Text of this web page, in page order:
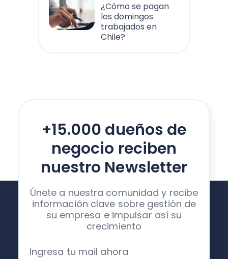
¿Cómo se pagan
los domingos
trabajados en
Chile?
+15.000 dueños de
negocio reciben
nuestro Newsletter
Únete a nuestra comunidad y recibe
información clave sobre gestión de
su empresa e impulsar así su
crecimiento
Ingresa tu mail ahora